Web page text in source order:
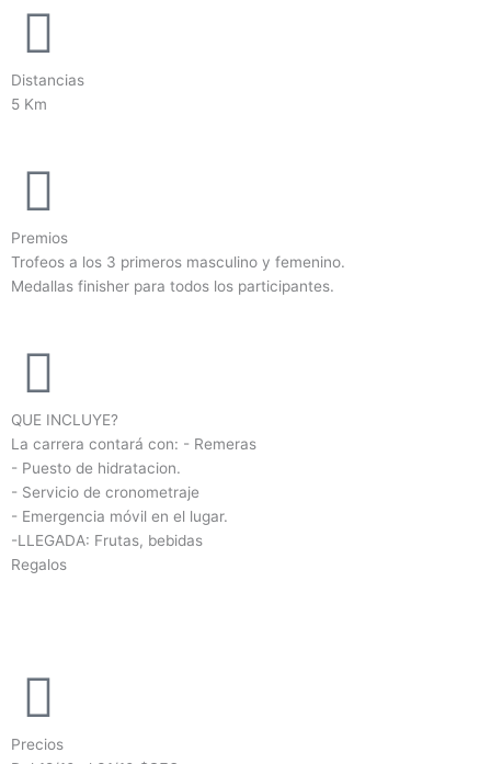
Distancias
5 Km
Premios
Trofeos a los 3 primeros masculino y femenino.
Medallas finisher para todos los participantes.
QUE INCLUYE?
La carrera contará con: - Remeras
- Puesto de hidratacion.
- Servicio de cronometraje
- Emergencia móvil en el lugar.
-LLEGADA: Frutas, bebidas
Regalos
Precios